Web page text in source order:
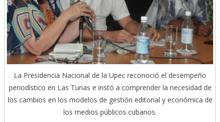
La Presidencia Nacional de la Upec reconoció el desempeño
periodístico en Las Tunas e instó a comprender la necesidad de
los cambios en los modelos de gestión editorial y económica de
los medios públicos cubanos.